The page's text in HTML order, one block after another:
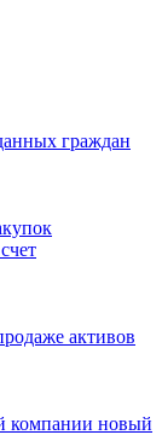
граждан
активов
компании новый